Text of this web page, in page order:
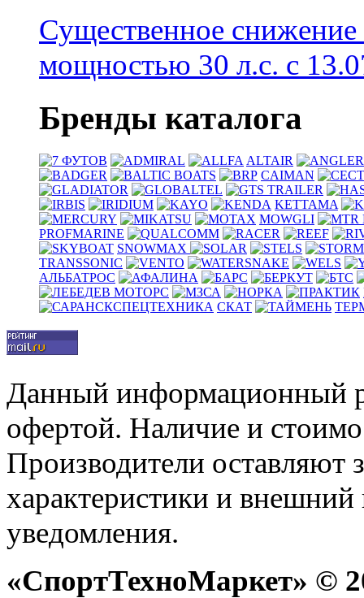
Существенное
мощностью 30 л.с. с
Бренды каталога
ALTAIR
CAIMAN
KETTAMA
MOWGLI
PROFMARINE
SNOWMAX
TRANSSONIC
АЛЬБАТРОС
СКАТ
Данный информационный
офертой. Наличие и
Производители оставляют
характеристики и внешний
уведомления.
«СпортТехноМаркет» ©